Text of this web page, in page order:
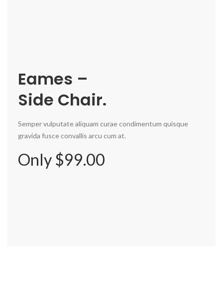
Eames –
Side Chair.
Semper vulputate aliquam curae condimentum quisque
gravida fusce convallis arcu cum at.
Only $99.00